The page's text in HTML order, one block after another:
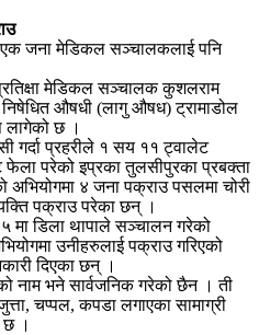
एक जना मेडिकल सञ्चालकलाई पनि
मेडिकल सञ्चालक कुशलराम
औषधी (लागु औषध) ट्रामाडोल
लागेको छ ।
गर्दा प्रहरीले १ सय ११ ट्वालेट
फेला परेको इप्रका तुलसीपुरका प्रबक्ता
अभियोगमा ४ जना पक्राउ पसलमा चोरी
पक्राउ परेका छन् ।
मा डिला थापाले सञ्चालन गरेको
उनीहरुलाई पक्राउ गरिएको
दिएका छन् ।
नाम भने सार्वजनिक गरेको छैन । ती
चप्पल, कपडा लगाएका सामाग्री
छ ।